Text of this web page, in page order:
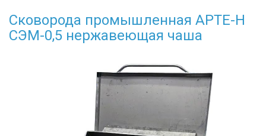
Сковорода промышленная АРТЕ-Н
СЭМ-0,5 нержавеющая чаша